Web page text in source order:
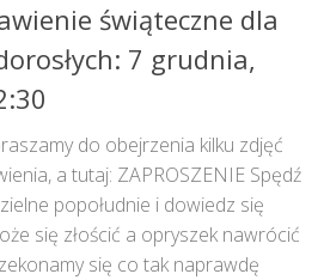
świąteczne dla
7 grudnia,
do obejrzenia kilku zdjęć
a tutaj: ZAPROSZENIE Spędź
popołudnie i dowiedz się
się złościć a opryszek nawrócić
się co tak naprawdę